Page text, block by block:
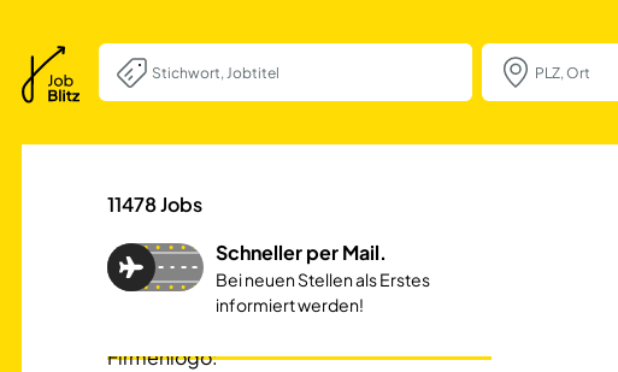
Mitarbeiter im
11478Jobs
Schneller per Mail.
Bei neuen Stellen als Erstes
informiert werden!